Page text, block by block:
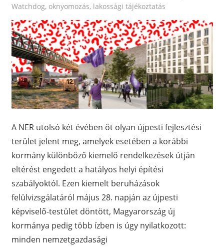
Watchdog, oknyomozás, lakossági tájékoztatás
A NER utolsó két évében öt olyan újpesti fejlesztési
terület jelent meg, amelyek esetében a korábbi
kormány különböző kiemelő rendelkezések útján
eltérést engedett a hatályos helyi építési
szabályoktól. Ezen kiemelt beruházások
felülvizsgálatáról május 28. napján az újpesti
képviselő-testület döntött, Magyarország új
kormánya pedig több ízben is úgy nyilatkozott:
minden nemzetgazdasági